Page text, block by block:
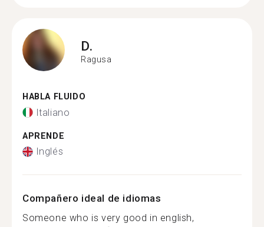
D.
Ragusa
HABLA FLUIDO
Italiano
APRENDE
Inglés
Compañero ideal de idiomas
Someone who is very good in english,